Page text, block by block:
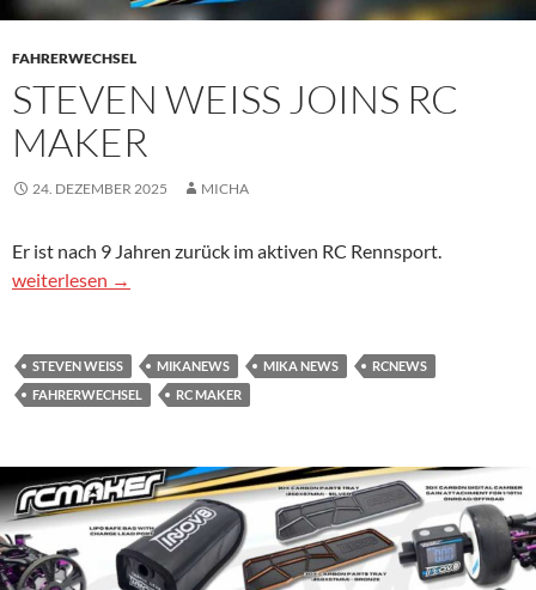
FAHRERWECHSEL
STEVEN WEISS JOINS RC
MAKER
24. DEZEMBER 2025 MICHA
Er ist nach 9 Jahren zurück im aktiven RC Rennsport.
Steven Weiss Joins RC Maker
weiterlesen →
STEVEN WEISS MIKANEWS MIKA NEWS
RCNEWS
FAHRERWECHSEL
RC MAKER